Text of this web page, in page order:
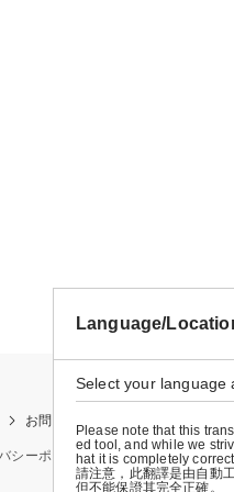
お問い合わせ
シーポリシー 特定商取引法に基づ
Language/
Select your language
Please note that this
ed tool, and while we
hat it is completely
請注意，此翻譯是由自動
但不能保證其完全正確。